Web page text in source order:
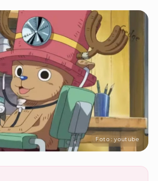
Foto : youtube